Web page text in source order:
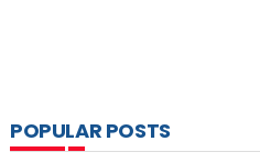
POPULAR POSTS